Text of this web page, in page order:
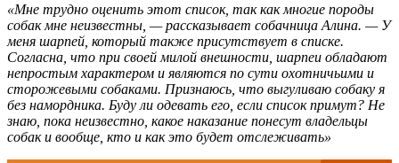
«Мне трудно оценить этот список, так как многие породы
собак мне неизвестны, — рассказывает собачница Алина. — У
меня шарпей, который также присутствует в списке.
Согласна, что при своей милой внешности, шарпеи обладают
непростым характером и являются по сути охотничьими и
сторожевыми собаками. Признаюсь, что выгуливаю собаку я
без намордника. Буду ли одевать его, если список примут? Не
знаю, пока неизвестно, какое наказание понесут владельцы
собак и вообще, кто и как это будет отслеживать»